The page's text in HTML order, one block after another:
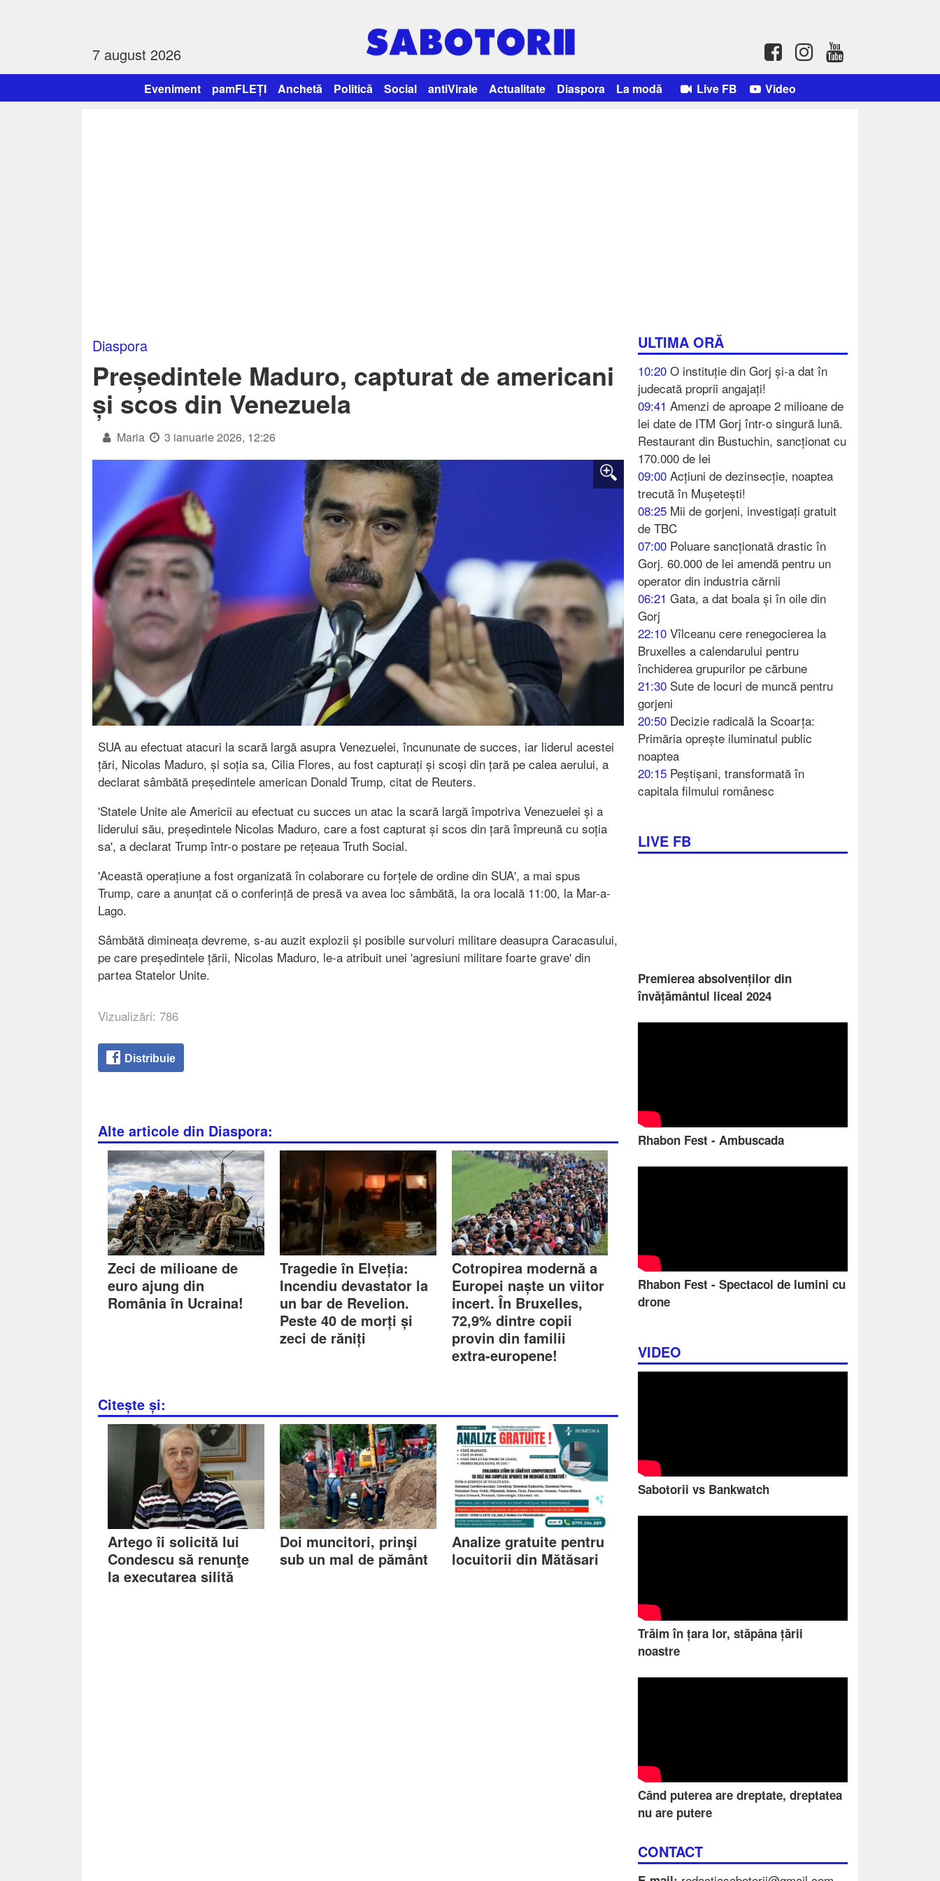
7 august 2026
Eveniment pamFLEȚI Anchetă Politică Social antiVirale Actualitate Diaspora La modă Live FB Video
ULTIMA ORĂ
10:20 O instituție din Gorj și-a dat în
judecată proprii angajați!
09:41 Amenzi de aproape 2 milioane de
lei date de ITM Gorj într-o singură lună.
Restaurant din Bustuchin, sancționat cu
170.000 de lei
09:00 Acțiuni de dezinsecție, noaptea
trecută în Mușetești!
08:25 Mii de gorjeni, investigați gratuit
de TBC
07:00 Poluare sancționată drastic în
Gorj. 60.000 de lei amendă pentru un
operator din industria cărnii
06:21 Gata, a dat boala și în oile din
Gorj
22:10 Vîlceanu cere renegocierea la
Bruxelles a calendarului pentru
închiderea grupurilor pe cărbune
21:30 Sute de locuri de muncă pentru
gorjeni
20:50 Decizie radicală la Scoarța:
Primăria oprește iluminatul public
noaptea
20:15 Peștișani, transformată în
capitala filmului românesc
LIVE FB
Premierea absolvenților din
învățământul liceal 2024
Rhabon Fest - Ambuscada
Rhabon Fest - Spectacol de lumini cu
drone
VIDEO
Sabotorii vs Bankwatch
Trăim în țara lor, stăpâna țării
noastre
Când puterea are dreptate, dreptatea
nu are putere
CONTACT
Diaspora
Președintele Maduro, capturat de americani
și scos din Venezuela
Maria 3 ianuarie 2026, 12:26
SUA au efectuat atacuri la scară largă asupra Venezuelei, încununate de succes, iar liderul acestei
țări, Nicolas Maduro, și soția sa, Cilia Flores, au fost capturați și scoși din țară pe calea aerului, a
declarat sâmbătă președintele american Donald Trump, citat de Reuters.
'Statele Unite ale Americii au efectuat cu succes un atac la scară largă împotriva Venezuelei și a
liderului său, președintele Nicolas Maduro, care a fost capturat și scos din țară împreună cu soția
sa', a declarat Trump într-o postare pe rețeaua Truth Social.
'Această operațiune a fost organizată în colaborare cu forțele de ordine din SUA', a mai spus
Trump, care a anunțat că o conferință de presă va avea loc sâmbătă, la ora locală 11:00, la Mar-a-
Lago.
Sâmbătă dimineața devreme, s-au auzit explozii și posibile survoluri militare deasupra Caracasului,
pe care președintele țării, Nicolas Maduro, le-a atribuit unei 'agresiuni militare foarte grave' din
partea Statelor Unite.
Vizualizări: 786
Distribuie
Alte articole din Diaspora:
Zeci de milioane de
euro ajung din
România în Ucraina!
Tragedie în Elveția:
Incendiu devastator la
un bar de Revelion.
Peste 40 de morți și
zeci de răniți
Cotropirea modernă a
Europei naște un viitor
incert. În Bruxelles,
72,9% dintre copii
provin din familii
extra-europene!
Citește și:
Artego îi solicită lui
Condescu să renunţe
la executarea silită
Doi muncitori, prinşi
sub un mal de pământ
Analize gratuite pentru
locuitorii din Mătăsari